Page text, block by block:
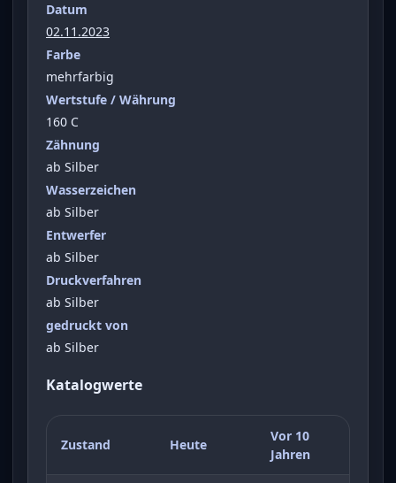
Datum
02.11.2023
Farbe
mehrfarbig
Wertstufe / Währung
160 C
Zähnung
ab Silber
Wasserzeichen
ab Silber
Entwerfer
ab Silber
Druckverfahren
ab Silber
gedruckt von
ab Silber
Katalogwerte
Zustand Heute
Vor 10
Jahren